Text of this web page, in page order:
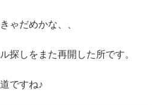
ゃだめかな、、
探しをまた再開した所です。
ですね♪